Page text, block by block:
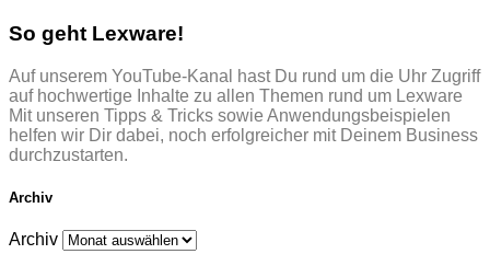
So geht Lexware!
Auf unserem YouTube-Kanal hast Du rund um die Uhr Zugriff
auf hochwertige Inhalte zu allen Themen rund um Lexware
Mit unseren Tipps & Tricks sowie Anwendungsbeispielen
helfen wir Dir dabei, noch erfolgreicher mit Deinem Business
durchzustarten.
Archiv
Archiv